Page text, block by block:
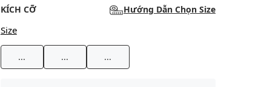
KÍCH CỠ Hướng Dẫn Chọn Size
Size
... ... ...